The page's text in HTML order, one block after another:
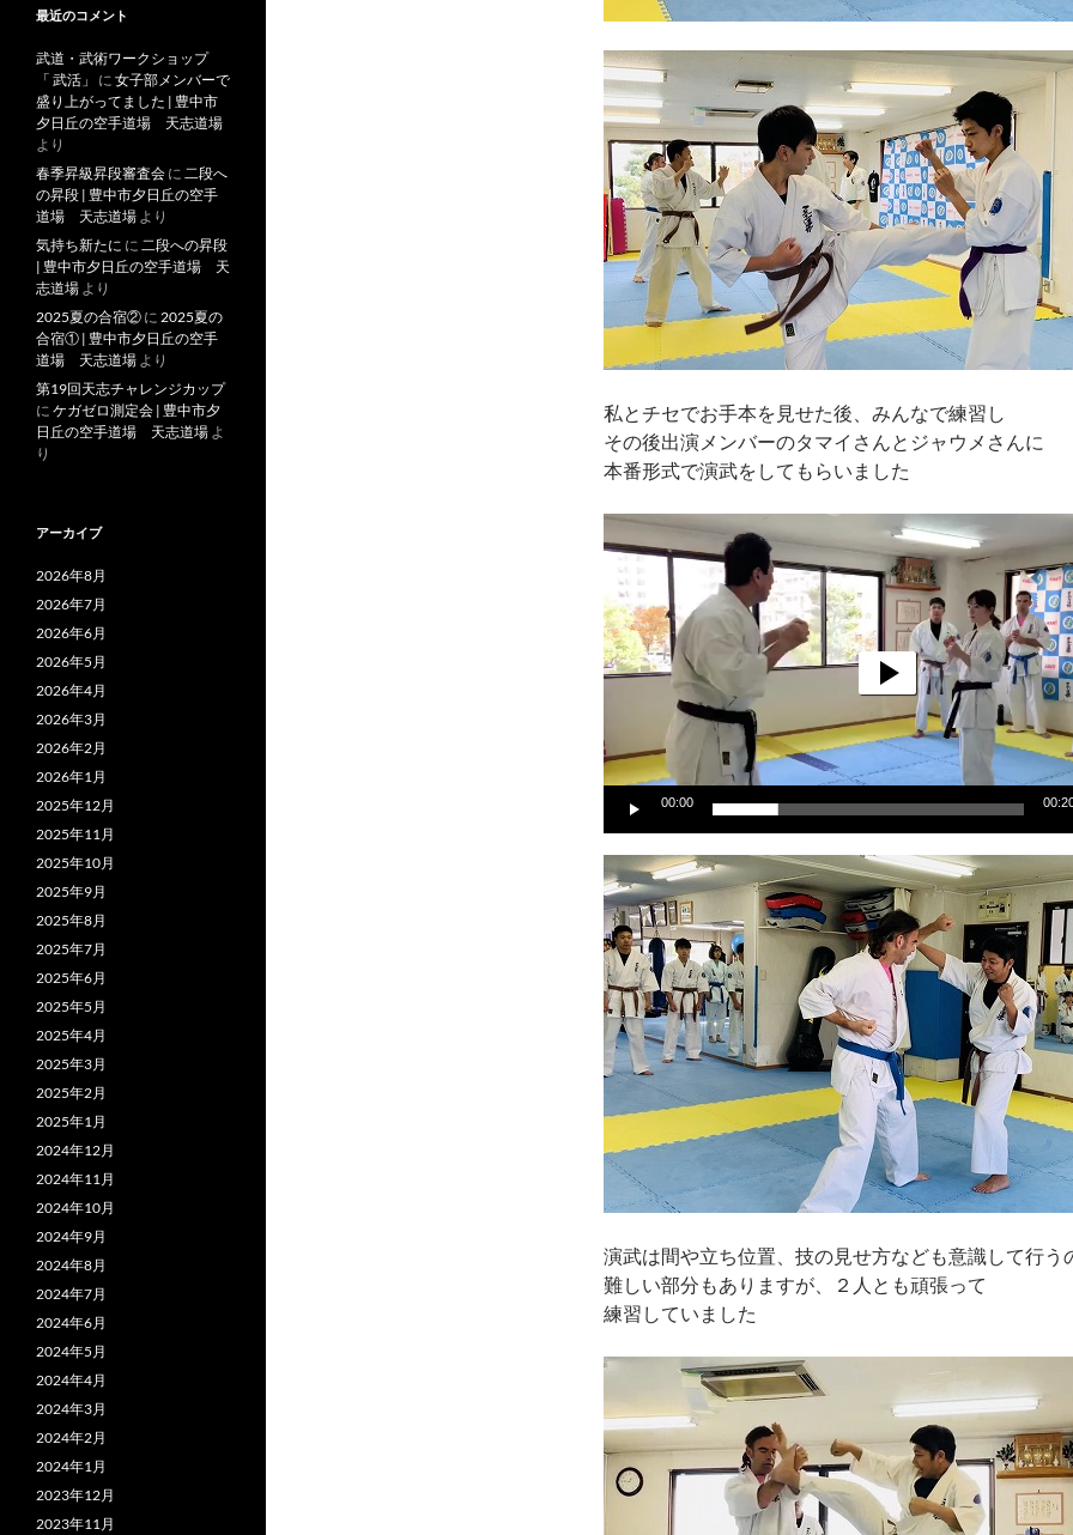
私とチセでお手本を見せた後、みんなで練習し
その後出演メンバーのタマイさんとジャウメさんに
本番形式で演武をしてもらいました
動
画
プ
レ
ー
ヤ
00:00
演武は間や立ち位置、技の見せ方なども意識して行う
難しい部分もありますが、２人とも頑張って
練習していました
最近のコメント
武道・武術ワークショップ
「 武活」
に 女子部メンバーで
盛り上がってました | 豊中市
夕日丘の空手道場 天志道場
より
春季昇級昇段審査会 に 二段へ
の昇段 | 豊中市夕日丘の空手
道場 天志道場 より
気持ち新たに に 二段への昇段
| 豊中市夕日丘の空手道場 天
志道場 より
2025夏の合宿② に 2025夏の
合宿① | 豊中市夕日丘の空手
道場 天志道場 より
第19回天志チャレンジカップ
に ケガゼロ測定会 | 豊中市夕
日丘の空手道場 天志道場 よ
り
アーカイブ
2026年8月
2026年7月
2026年6月
2026年5月
2026年4月
2026年3月
2026年2月
2026年1月
2025年12月
2025年11月
2025年10月
2025年9月
2025年8月
2025年7月
2025年6月
2025年5月
2025年4月
2025年3月
2025年2月
2025年1月
2024年12月
2024年11月
2024年10月
2024年9月
2024年8月
2024年7月
2024年6月
2024年5月
2024年4月
2024年3月
2024年2月
2024年1月
2023年12月
2023年11月